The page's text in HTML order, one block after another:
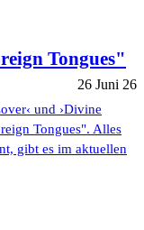
Tongues"
26 Juni 26
und ›Divine
Tongues". Alles
gibt es im aktuellen